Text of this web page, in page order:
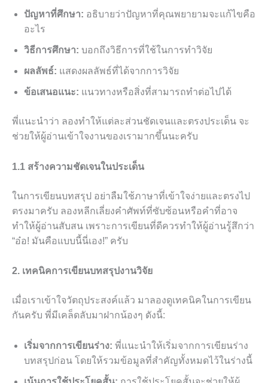
ปัญหาที่ศึกษา: อธิบายว่าปัญหาที่คุณพยายามจะแก้ไขคือ
อะไร
วิธีการศึกษา: บอกถึงวิธีการที่ใช้ในการทำวิจัย
ผลลัพธ์: แสดงผลลัพธ์ที่ได้จากการวิจัย
ข้อเสนอแนะ: แนวทางหรือสิ่งที่สามารถทำต่อไปได้
พี่แนะนำว่า ลองทำให้แต่ละส่วนชัดเจนและตรงประเด็น จะ
ช่วยให้ผู้อ่านเข้าใจงานของเรามากขึ้นนะครับ
1.1 สร้างความชัดเจนในประเด็น
ในการเขียนบทสรุป อย่าลืมใช้ภาษาที่เข้าใจง่ายและตรงไป
ตรงมาครับ ลองหลีกเลี่ยงคำศัพท์ที่ซับซ้อนหรือคำที่อาจ
ทำให้ผู้อ่านสับสน เพราะการเขียนที่ดีควรทำให้ผู้อ่านรู้สึกว่า
“อ๋อ! มันคือแบบนี้นี่เอง!” ครับ
2. เทคนิคการเขียนบทสรุปงานวิจัย
เมื่อเราเข้าใจวัตถุประสงค์แล้ว มาลองดูเทคนิคในการเขียน
กันครับ พี่มีเคล็ดลับมาฝากน้องๆ ดังนี้:
เริ่มจากการเขียนร่าง: พี่แนะนำให้เริ่มจากการเขียนร่าง
บทสรุปก่อน โดยให้รวมข้อมูลที่สำคัญทั้งหมดไว้ในร่างนี้